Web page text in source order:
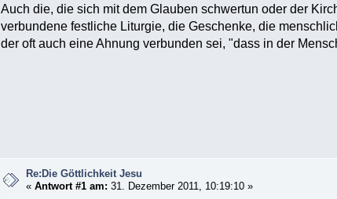
Auch die, die sich mit dem Glauben schwertun oder der
verbundene festliche Liturgie, die Geschenke, die
der oft auch eine Ahnung verbunden sei, "dass in der
Re:Die Göttlichkeit Jesu
«Antwort #1 am: 31. Dezember 2011, 10:19:10 »